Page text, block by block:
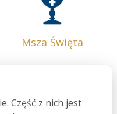
Msza Święta
Część z nich jest